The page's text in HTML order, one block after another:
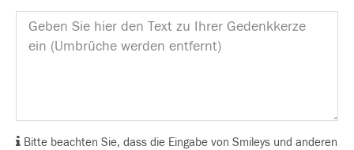
Bitte beachten Sie, dass die Eingabe von Smileys und anderen